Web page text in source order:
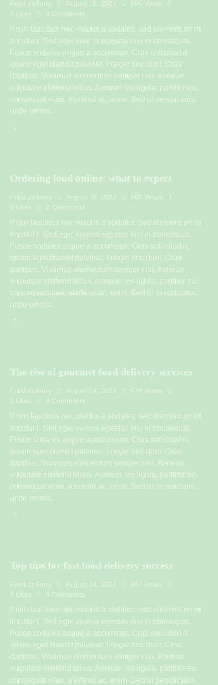
Food delivery August 15, 2023 595 Views
0 Likes 0 Comments
Proin faucibus nec mauris a sodales, sed elementum mi
tincidunt. Sed eget viverra egestas nisi in consequat.
Fusce sodales augue a accumsan. Cras sollicitudin,
ipsum eget blandit pulvinar. Integer tincidunt. Cras
dapibus. Vivamus elementum semper nisi. Aenean
vulputate eleifend tellus. Aenean leo ligula, porttitor eu,
consequat vitae, eleifend ac, enim. Sed ut perspiciatis,
unde omnis…
Ordering food online: what to expect
Food delivery August 15, 2023 568 Views
0 Likes 0 Comments
Proin faucibus nec mauris a sodales, sed elementum mi
tincidunt. Sed eget viverra egestas nisi in consequat.
Fusce sodales augue a accumsan. Cras sollicitudin,
ipsum eget blandit pulvinar. Integer tincidunt. Cras
dapibus. Vivamus elementum semper nisi. Aenean
vulputate eleifend tellus. Aenean leo ligula, porttitor eu,
consequat vitae, eleifend ac, enim. Sed ut perspiciatis,
unde omnis…
The rise of gourmet food delivery services
Food delivery August 14, 2023 578 Views
0 Likes 0 Comments
Proin faucibus nec mauris a sodales, sed elementum mi
tincidunt. Sed eget viverra egestas nisi in consequat.
Fusce sodales augue a accumsan. Cras sollicitudin,
ipsum eget blandit pulvinar. Integer tincidunt. Cras
dapibus. Vivamus elementum semper nisi. Aenean
vulputate eleifend tellus. Aenean leo ligula, porttitor eu,
consequat vitae, eleifend ac, enim. Sed ut perspiciatis,
unde omnis…
Top tips for fast food delivery success
Food delivery August 14, 2023 567 Views
0 Likes 0 Comments
Proin faucibus nec mauris a sodales, sed elementum mi
tincidunt. Sed eget viverra egestas nisi in consequat.
Fusce sodales augue a accumsan. Cras sollicitudin,
ipsum eget blandit pulvinar. Integer tincidunt. Cras
dapibus. Vivamus elementum semper nisi. Aenean
vulputate eleifend tellus. Aenean leo ligula, porttitor eu,
consequat vitae, eleifend ac, enim. Sed ut perspiciatis,